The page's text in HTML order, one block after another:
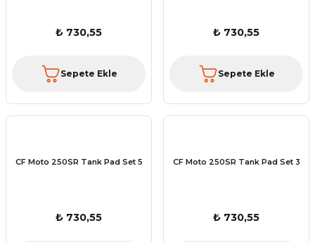
₺ 730,55
Sepete Ekle
₺ 730,55
Sepete Ekle
CF Moto 250SR Tank Pad Set 5
₺ 730,55
CF Moto 250SR Tank Pad Set 3
₺ 730,55